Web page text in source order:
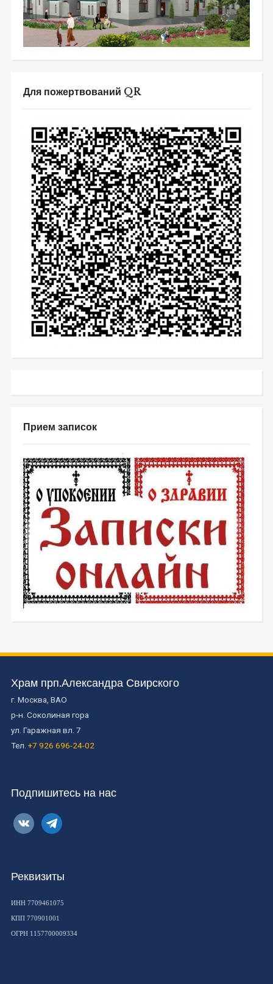
Для пожертвований QR
Прием записок
Храм прп.Александра Свирского
г. Москва, ВАО
р-н. Соколиная гора
ул. Гаражная вл. 7
Тел. +7 926 696-24-02
Подпишитесь на нас
vkontaktetelegram
Реквизиты
ИНН 7709461075
КПП 770901001
ОГРН 1157700009334